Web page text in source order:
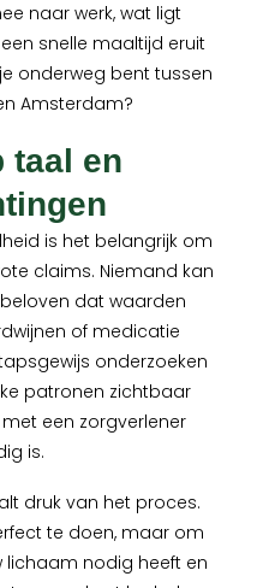
naar werk, wat ligt
snelle maaltijd eruit
onderweg bent tussen
Amsterdam?
taal en
is het belangrijk om
claims. Niemand kan
dat waarden
of medicatie
onderzoeken
patronen zichtbaar
een zorgverlener
is.
druk van het proces.
te doen, maar om
lichaam nodig heeft en